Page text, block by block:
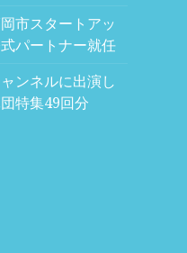
市スタートアッ
パートナー就任
ンネルに出演し
特集49回分